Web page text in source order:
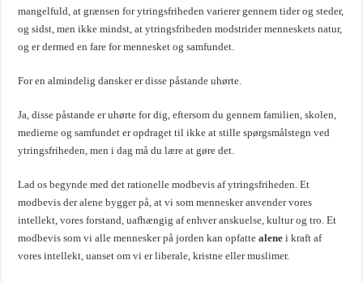
mangelfuld, at grænsen for ytringsfriheden varierer gennem tider og steder,
og sidst, men ikke mindst, at ytringsfriheden modstrider menneskets natur,
og er dermed en fare for mennesket og samfundet.
For en almindelig dansker er disse påstande uhørte.
Ja, disse påstande er uhørte for dig, eftersom du gennem familien, skolen,
medierne og samfundet er opdraget til ikke at stille spørgsmålstegn ved
ytringsfriheden, men i dag må du lære at gøre det.
Lad os begynde med det rationelle modbevis af ytringsfriheden. Et
modbevis der alene bygger på, at vi som mennesker anvender vores
intellekt, vores forstand, uafhængig af enhver anskuelse, kultur og tro. Et
modbevis som vi alle mennesker på jorden kan opfattealene i kraft af
vores intellekt, uanset om vi er liberale, kristne eller muslimer.